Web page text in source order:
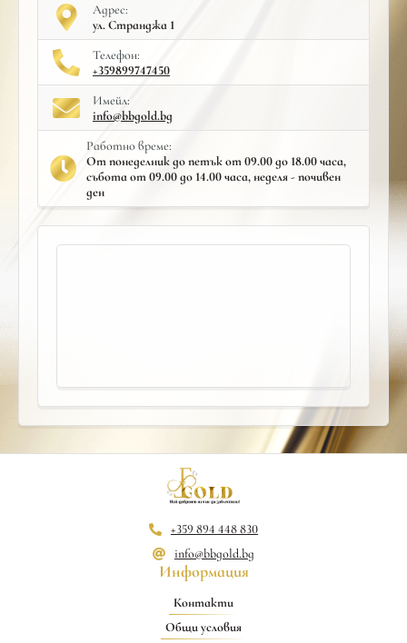
Адрес:
ул. Странджа 1
Телефон:
+359899747450
Имейл:
info@bbgold.bg
Работно време:
От понеделник до петък от 09.00 до 18.00 часа,
събота от 09.00 до 14.00 часа, неделя - почивен
ден
+359 894 448 830
info@bbgold.bg
Информация
Контакти
Общи условия